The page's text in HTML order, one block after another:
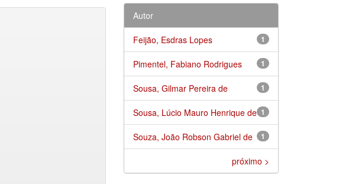
Autor
1
Feijão, Esdras Lopes
1
Pimentel, Fabiano Rodrigues
1
Sousa, Gilmar Pereira de
1
Sousa, Lúcio Mauro Henrique de
1
Souza, João Robson Gabriel de
próximo >